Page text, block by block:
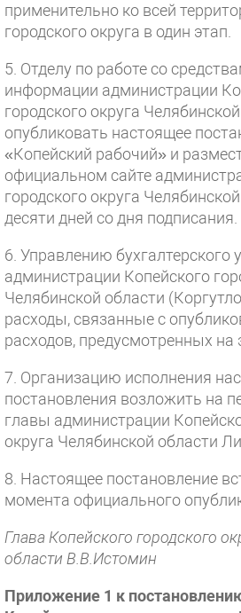
применительно ко всей
городского округа в один этап.
5. Отделу по работе со
информации администрации
городского округа
опубликовать настоящее
«Копейский рабочий» и
официальном сайте
городского округа
десяти дней со дня подписания.
6. Управлению бухгалтерского
администрации Копейского
Челябинской области
расходы, связанные с
расходов, предусмотренных на
7. Организацию исполнения
постановления возложить на
главы администрации
округа Челябинской области
8. Настоящее постановление
момента официального
Глава Копейского городского
области В.В.Истомин
Приложение 1 к